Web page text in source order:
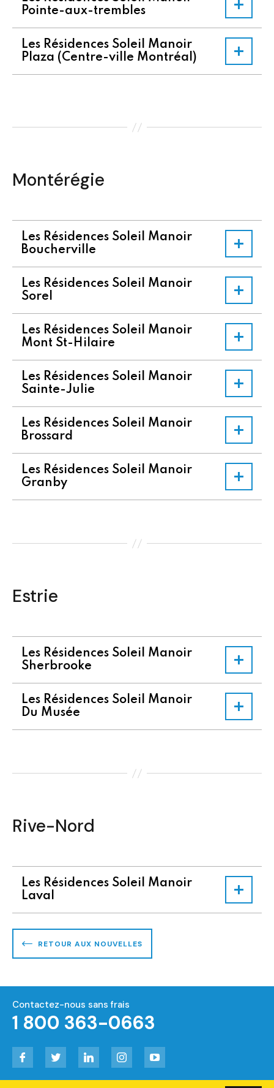
Pointe-aux-trembles
Les Résidences Soleil Manoir
Plaza (Centre-ville Montréal)
Montérégie
Les Résidences Soleil Manoir
Boucherville
Les Résidences Soleil Manoir
Sorel
Les Résidences Soleil Manoir
Mont St-Hilaire
Les Résidences Soleil Manoir
Sainte-Julie
Les Résidences Soleil Manoir
Brossard
Les Résidences Soleil Manoir
Granby
Estrie
Les Résidences Soleil Manoir
Sherbrooke
Les Résidences Soleil Manoir
Du Musée
Rive-Nord
Les Résidences Soleil Manoir
Laval
RETOUR AUX NOUVELLES
Contactez-nous sans frais
1 800 363-0663
Facebook Twitter LinkedIn Instagram YouTube